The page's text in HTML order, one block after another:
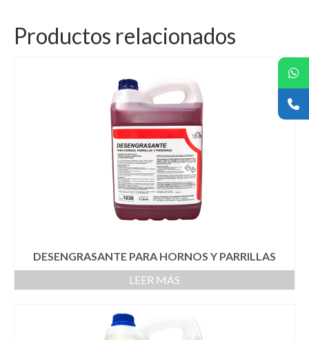
Productos relacionados
DESENGRASANTE PARA HORNOS Y PARRILLAS
LEER MÁS